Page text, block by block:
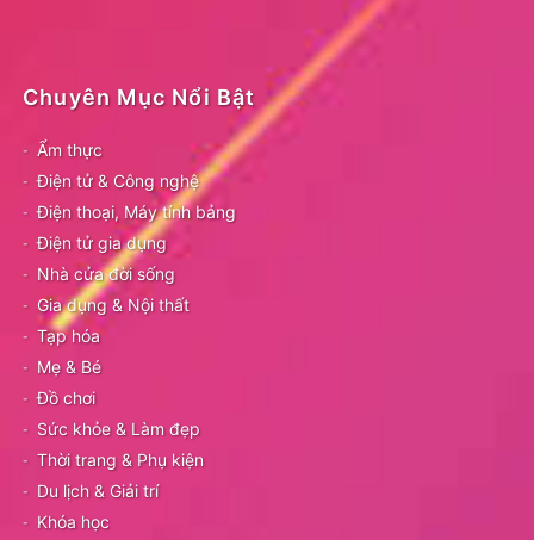
Chuyên Mục Nổi Bật
Ẩm thực
Điện tử & Công nghệ
Điện thoại, Máy tính bảng
Điện tử gia dụng
Nhà cửa đời sống
Gia dụng & Nội thất
Tạp hóa
Mẹ & Bé
Đồ chơi
Sức khỏe & Làm đẹp
Thời trang & Phụ kiện
Du lịch & Giải trí
Khóa học